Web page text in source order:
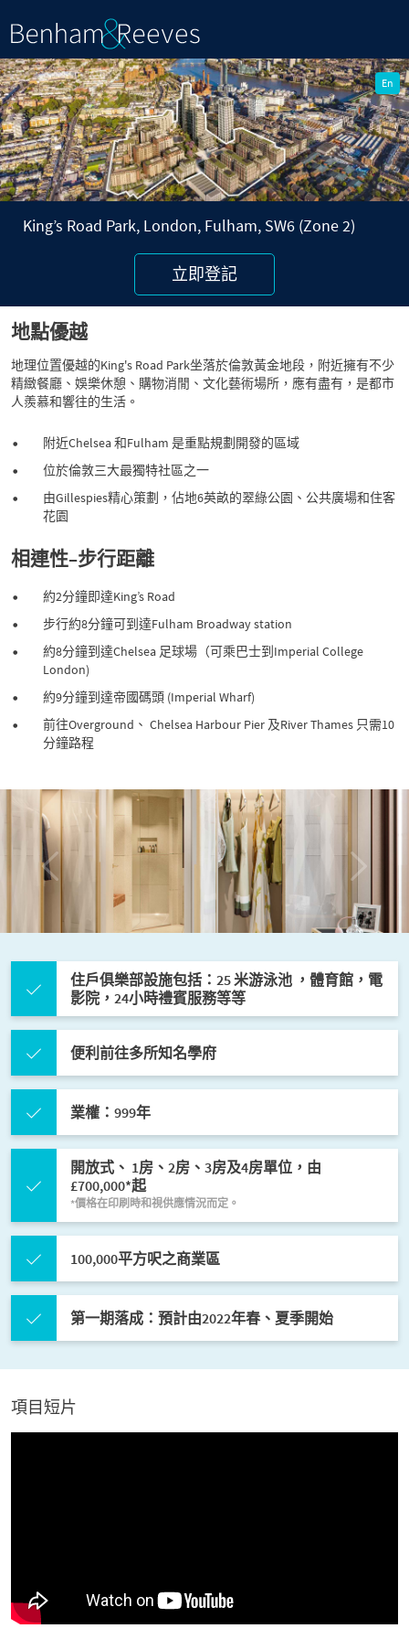
En
P
r
e
v
i
o
u
s
N
e
x
t
King’s Road Park, London, Fulham, SW6 (Zone 2)
立即登記
地點優越
地理位置優越的King's Road Park坐落於倫敦黃金地段，附近擁有不少
精緻餐廳、娛樂休憩、購物消閒、文化藝術場所，應有盡有，是都市
人羨慕和響往的生活。
附近Chelsea 和Fulham 是重點規劃開發的區域
位於倫敦三大最獨特社區之一
由Gillespies精心策劃，佔地6英畝的翠綠公園、公共廣場和住客
花園
相連性–步行距離
約2分鐘即達King’s Road
步行約8分鐘可到達Fulham Broadway station
約8分鐘到達Chelsea 足球場（可乘巴士到Imperial College
London)
約9分鐘到達帝國碼頭 (Imperial Wharf)
前往Overground、 Chelsea Harbour Pier 及River Thames 只需10
分鐘路程
P
e
v
i
t
住戶俱樂部設施包括：25 米游泳池 ，體育館，電
影院，24小時禮賓服務等等
便利前往多所知名學府
業權：999年
開放式、 1房、2房、3房及4房單位，由
£700,000*起
*價格在印刷時和視供應情況⽽定。
100,000平方呎之商業區
第一期落成：預計由2022年春、夏季開始
項目短片